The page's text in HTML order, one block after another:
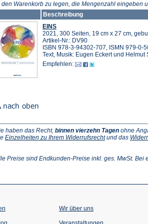
den Warenkorb zu legen, die Mengenzahl eingeben
Beschreibung
EINS
2021, 300 Seiten, 19 cm x 27 cm,
Artikel-Nr.: DV90
ISBN 978-3-94302-707, ISMN 979-0-
Text, Musik: Eugen Eckert und
Empfehlen:
haben das Recht, binnen vierzehn Tagen ohne
Einzelheiten zu Ihrem Widerrufsrecht(Öffnet
neuen
und das
Preise sind Endkunden-Preise inkl. ges. MwSt. Bei
Wir über uns